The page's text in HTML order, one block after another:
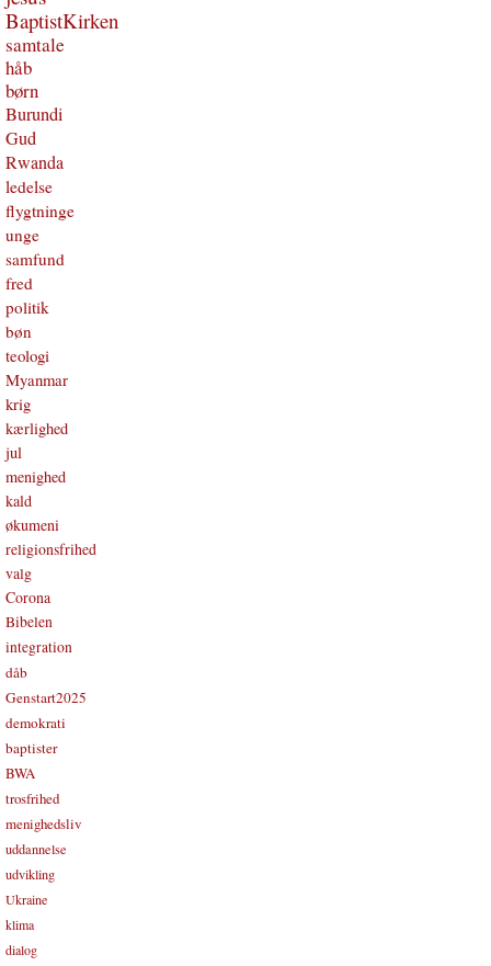
BaptistKirken
samtale
håb
børn
Burundi
Gud
Rwanda
ledelse
flygtninge
unge
samfund
fred
politik
bøn
teologi
Myanmar
krig
kærlighed
jul
menighed
kald
økumeni
religionsfrihed
valg
Corona
Bibelen
integration
dåb
Genstart2025
demokrati
baptister
BWA
trosfrihed
menighedsliv
uddannelse
udvikling
Ukraine
klima
dialog